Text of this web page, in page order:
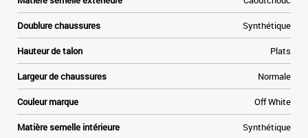
Doublure chaussures Synthétique
Hauteur de talon Plats
Largeur de chaussures Normale
Couleur marque Off White
Matière semelle intérieure Synthétique